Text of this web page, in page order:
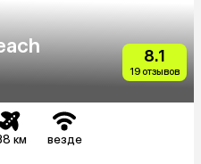
8.1
19 отзывов
км везде